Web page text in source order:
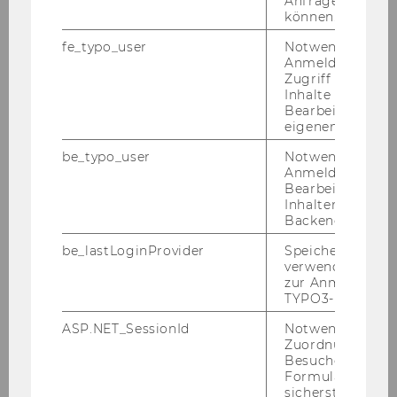
Folgende Angehörige des wissenschaftliches
Personals gemäß § 26 Universitätsgesetz 2002
werden gemäß § 5 der Richtlinie des Rektorats
Arbeitnehmerinnen und Arbeitnehmern der
Wirtschaftsuniversität Wien gemäß § 28
Universitätsgesetz 2002, Mitteilungsblatt 21.
Stück, Nr. 102, vom 27.2.2004, idgF (Abschluss
von Werkverträgen, freien Dienstverträgen
sowie Arbeitsverträgen entsprechend den
näheren Bestimmungen der Richtlinie)
bevollmächtigt:
Projektleiterin/Projektleiter
Wittgenstein Centre -
können.
fe_typo_user
Notwendig für
Anmeldung und
Zugriff auf
Inhalte oder zur
Bearbeitung des
eigenen Profils.
be_typo_user
Notwendig für
Anmeldung und
Bearbeitung von
Inhalten im
Backend.
be_lastLoginProvider
Speichert die
verwendete
zur Anmeldung
TYPO3-Backend.
ASP.NET_SessionId
Notwendig, um
Zuordnung von
Besucher zu
sicherstellen zu